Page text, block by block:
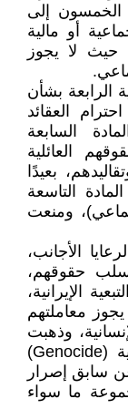
الخمسون إلى
أو مالية
حيث لا يجوز
لعام 1949 (الاتفاقية الرابعة بشأن
العقائد
السابعة
العائلية
بعيدًا
التاسعة
ومنعت
الأجانب،
حقوقهم،
الإيرانية،
معاملتهم
وذهبت
اتفاقية منع وقوع جرائم الإبادة الجماعية (Genocide)
عن سابق إصرار
ما سواء